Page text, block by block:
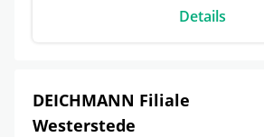
Details
DEICHMANN Filiale
Westerstede